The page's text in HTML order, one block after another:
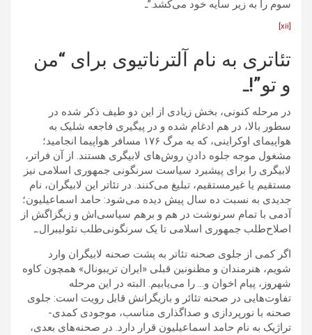
سوم را به زیر سایه خود می‌کشد.”ـ
تئاتری به نام آلترناتیوی برای “من
و تو”!ـ
در مرحله کنونی، بخش زیادی از این دو طیف ذکر شده در
سطور بالا، در هم ادغام شده و در پیگیری فاجعه شلیک به
هواپیمای اوکراینی، که به مرگ ۱۷۶ مسافر هواپیما انجامید؛
مشغول موجه جلوه دادنِ روش‌های لابیگری هستند. از آن فراتر،
لابیگری را برای پیشبرد سیاست سرنگونی جمهوری اسلامی نیز
مستقیم یا غیرمستقیم، تبلیغ می‌کنند. در تئاتر این لابیگران، نام
جدیدی به نسبت ده سال پیش دیده می‌شود: حامد اسماعیلیون؛
آدمی با تمام سرنوشت در هم و برهم سیاسی‌اش و زیگزاگش از
اصلاح‌طلب جمهوری اسلامی تا یک سرنگونی‌طلب نئولیبرال.ـ
اگر کمی از جلوی صحنه تئاتر به پشت صحنه لابیگران وارد
شویم، هنرمندان و مظنونین قبلی «ایران تریبونال» همچون کاوه
شهروز، پیام اخوان و… را می‌یابیم. البته در این مرحله
تفاوت‌هایی در صحنه تئائر و بازیگرانش قابل رویت است: جلوی
صحنه با نورپردازی و صداگذاری مناسب، موجودی کمدی-
تراژیک به نام حامد اسماعیلیون قرار دارد. در صحنه‌های بعدی،